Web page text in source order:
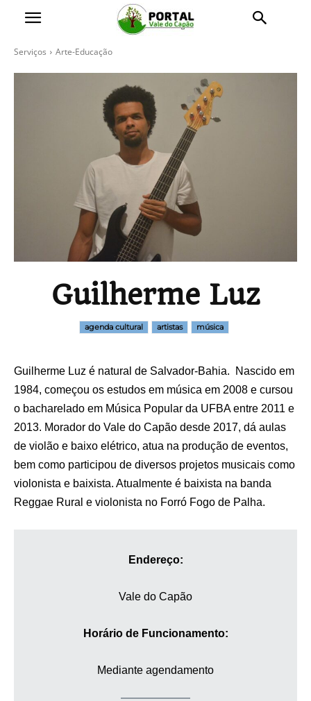
Serviços Arte-Educação
Guilherme Luz
agenda cultural artistas música
Guilherme Luz é natural de Salvador-Bahia. Nascido em
1984, começou os estudos em música em 2008 e cursou
o bacharelado em Música Popular da UFBA entre 2011 e
2013. Morador do Vale do Capão desde 2017, dá aulas
de violão e baixo elétrico, atua na produção de eventos,
bem como participou de diversos projetos musicais como
violonista e baixista. Atualmente é baixista na banda
Reggae Rural e violonista no Forró Fogo de Palha.
Endereço:
Vale do Capão
Horário de Funcionamento:
Mediante agendamento